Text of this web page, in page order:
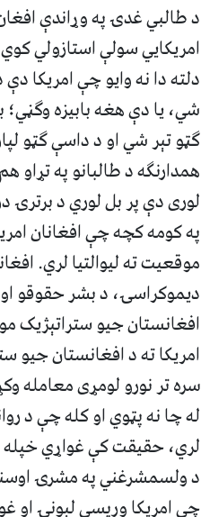
د طالبي غدۍ په وړاندې
امریکايي سولې استازولي
دلته دا نه وایو چې امریکا
شي، یا دې هغه بابیزه وګڼي؛
ګټو تېر شي او د داسې ګټو
همدارنګه د طالبانو په تړاو
لوری دې پر بل لوري د برترۍ
په کومه کچه چې افغانان
موقعیت ته لیوالتیا لري.
دیموکراسۍ، د بشر حقوقو او
افغانستان جیو ستراتېژیک
امریکا ته د افغانستان جیو
سره تر نورو لومړی معامله
له چا نه پټوي او کله چې د
لري، حقیقت کې غواړي خپله
د ولسمشرغني په مشرۍ
چې امریکا ورپسې لېونۍ او